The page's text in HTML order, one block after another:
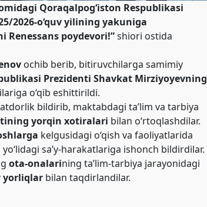
Qoraqalpog‘iston Respublikasi
2026-o‘quv yilining yakuniga
Renessans poydevori!”shiori ostida
ochib berib, bitiruvchilarga samimiy
Prezidenti Shavkat Mirziyoyevning
o‘qib eshittirildi.
bildirib, maktabdagi ta’lim va tarbiya
yorqin xotiralari bilan o‘rtoqlashdilar.
kelgusidagi o‘qish va faoliyatlarida
sa’y-harakatlariga ishonch bildirdilar.
ota-onalarining ta’lim-tarbiya jarayonidagi
yorliqlar bilan taqdirlandilar.